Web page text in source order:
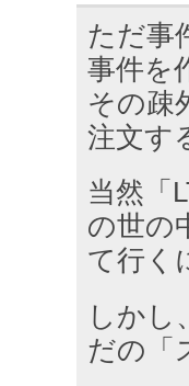
ただ事
事件を
その疎
注文す
当然「
の世の
て行く
しかし
だの「